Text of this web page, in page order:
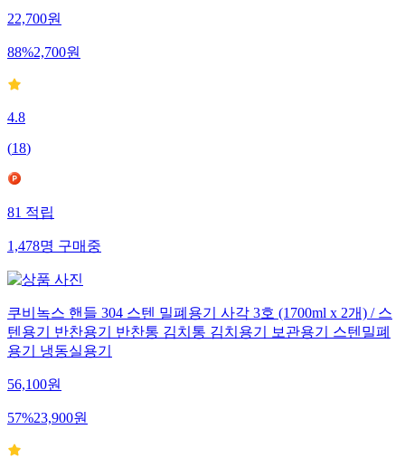
22,700원
88%2,700원
4.8
(18)
81적립
1,478명구매중
쿠비녹스 핸들 304 스텐 밀폐용기 사각 3호 (1700ml x 2개) / 스
텐용기 반찬용기 반찬통 김치통 김치용기 보관용기 스텐밀폐
용기 냉동실용기
56,100원
57%23,900원